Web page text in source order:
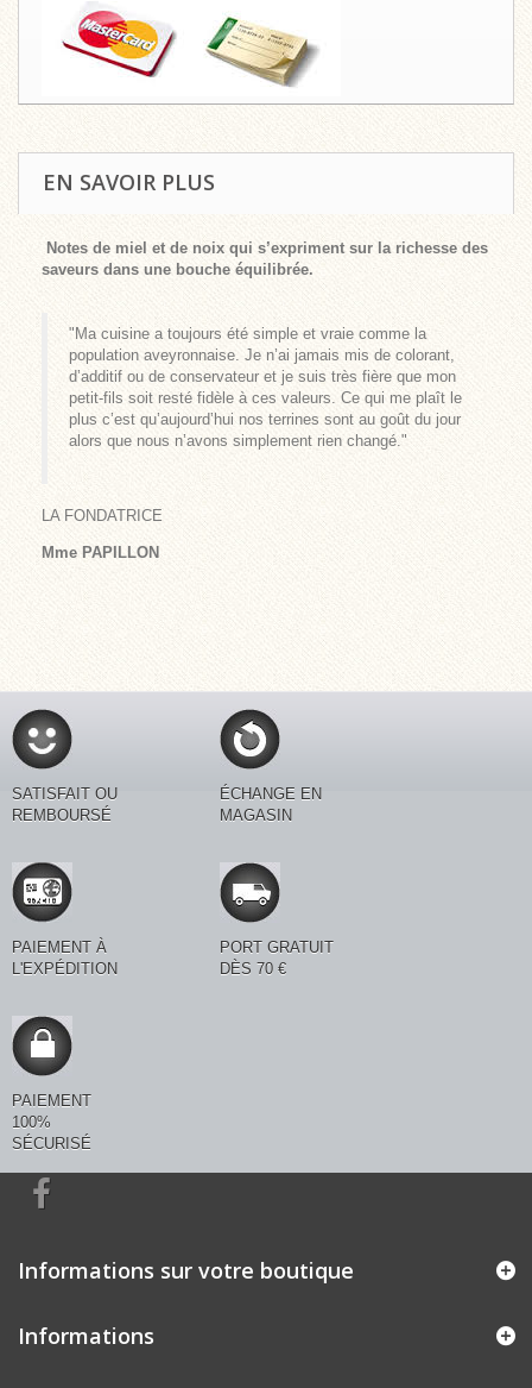
EN SAVOIR PLUS
Notes de miel et de noix qui s’expriment sur la richesse des
saveurs dans une bouche équilibrée.
"Ma cuisine a toujours été simple et vraie comme la
population aveyronnaise. Je n’ai jamais mis de colorant,
d’additif ou de conservateur et je suis très fière que mon
petit-fils soit resté fidèle à ces valeurs. Ce qui me plaît le
plus c’est qu’aujourd’hui nos terrines sont au goût du jour
alors que nous n’avons simplement rien changé."
LA FONDATRICE
Mme PAPILLON
SATISFAIT OU
REMBOURSÉ
ÉCHANGE EN
MAGASIN
PAIEMENT À
L'EXPÉDITION
PORT GRATUIT
DÈS 70 €
PAIEMENT
100%
SÉCURISÉ
Informations sur votre boutique
Informations